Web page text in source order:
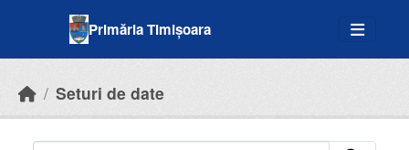
Primăria Timișoara
Seturi de date